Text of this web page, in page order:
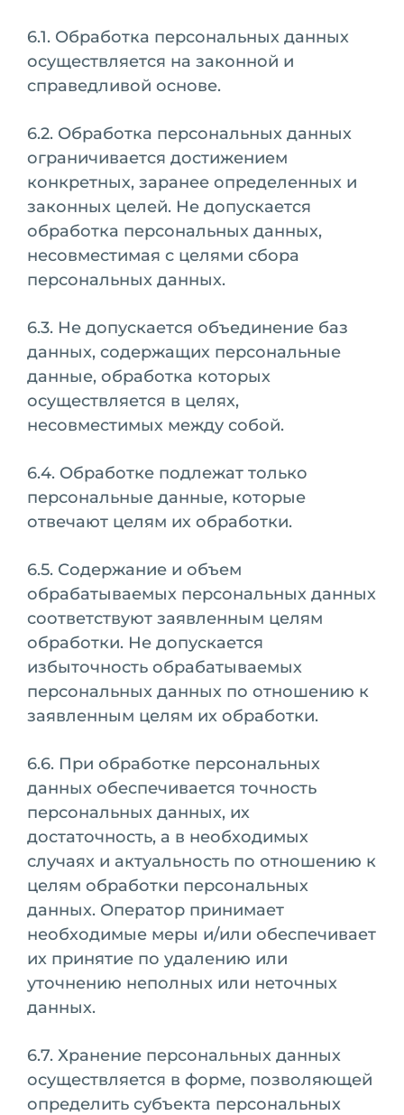
6.1. Обработка персональных данных
осуществляется на законной и
справедливой основе.
6.2. Обработка персональных данных
ограничивается достижением
конкретных, заранее определенных и
законных целей. Не допускается
обработка персональных данных,
несовместимая с целями сбора
персональных данных.
6.3. Не допускается объединение баз
данных, содержащих персональные
данные, обработка которых
осуществляется в целях,
несовместимых между собой.
6.4. Обработке подлежат только
персональные данные, которые
отвечают целям их обработки.
6.5. Содержание и объем
обрабатываемых персональных данных
соответствуют заявленным целям
обработки. Не допускается
избыточность обрабатываемых
персональных данных по отношению к
заявленным целям их обработки.
6.6. При обработке персональных
данных обеспечивается точность
персональных данных, их
достаточность, а в необходимых
случаях и актуальность по отношению к
целям обработки персональных
данных. Оператор принимает
необходимые меры и/или обеспечивает
их принятие по удалению или
уточнению неполных или неточных
данных.
6.7. Хранение персональных данных
осуществляется в форме, позволяющей
определить субъекта персональных